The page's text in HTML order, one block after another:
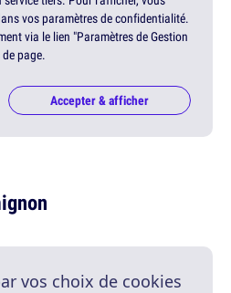
vos paramètres de confidentialité.
via le lien "Paramètres de Gestion
page.
Accepter & afficher
vos choix de cookies